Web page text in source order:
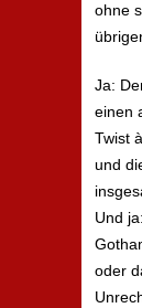
ohne
Ja:
einen
Twist
und
Und
oder